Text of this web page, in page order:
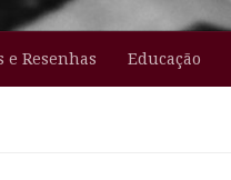
e Resenhas Educação